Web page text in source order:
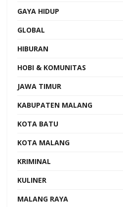
GAYA HIDUP
GLOBAL
HIBURAN
HOBI & KOMUNITAS
JAWA TIMUR
KABUPATEN MALANG
KOTA BATU
KOTA MALANG
KRIMINAL
KULINER
MALANG RAYA